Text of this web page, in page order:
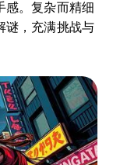
感。复杂而精细
谜，充满挑战与